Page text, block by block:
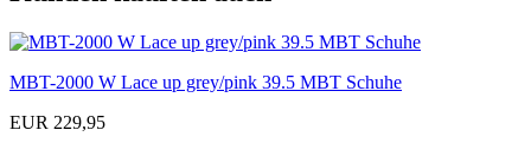
MBT-2000 W Lace up grey/pink 39.5 MBT Schuhe
EUR 229,95